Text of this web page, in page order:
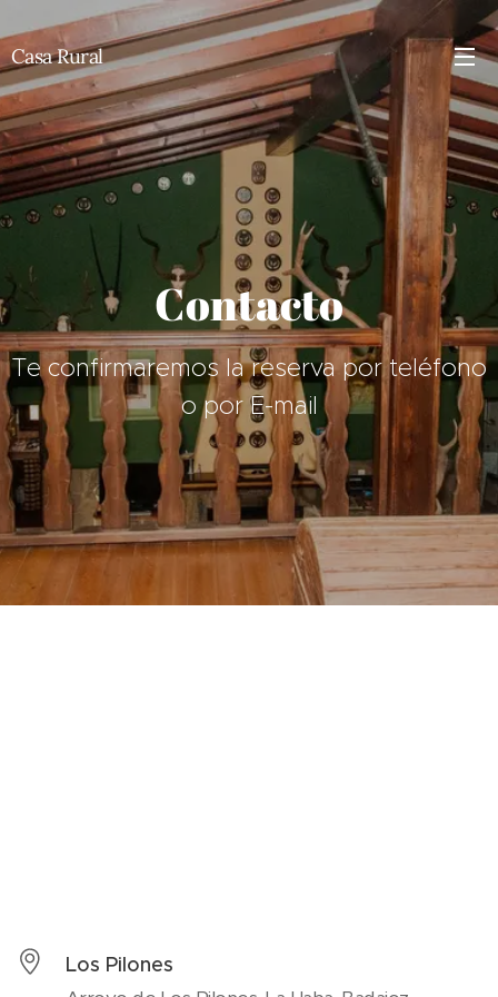
Casa Rural
Contacto
Te confirmaremos la reserva por teléfono
o por E-mail
Los Pilones